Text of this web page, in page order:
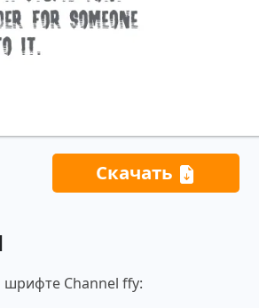
Скачать
Channel ffy: